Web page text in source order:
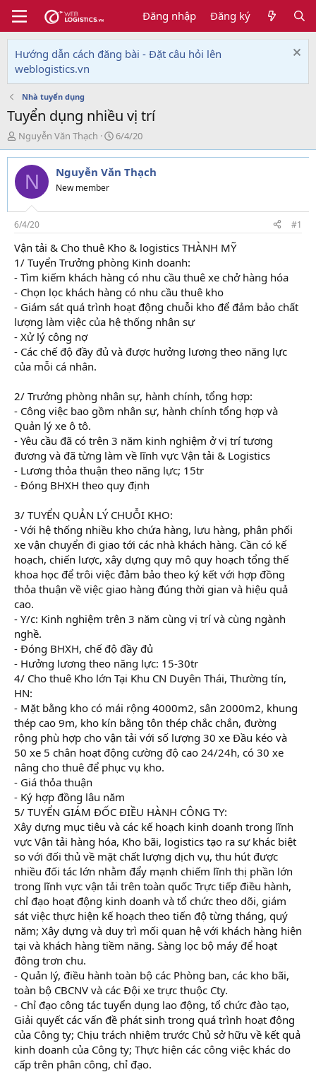
Đăng nhập Đăng ký
Hướng dẫn cách đăng bài - Đặt câu hỏi lên
weblogistics.vn
Nhà tuyển dụng
Tuyển dụng nhiều vị trí
T
h
r
e
d
s
t
a
r
t
e
Nguyễn Văn Thạch
N
g
à
y
i
6/4/20
N Nguyễn Văn Thạch
New member
6/4/20 #1
Vận tải & Cho thuê Kho & logistics THÀNH MỸ
1/ Tuyển Trưởng phòng Kinh doanh:
- Tìm kiếm khách hàng có nhu cầu thuê xe chở hàng hóa
- Chọn lọc khách hàng có nhu cầu thuê kho
- Giám sát quá trình hoạt động chuỗi kho để đảm bảo chất
lượng làm việc của hệ thống nhân sự
- Xử lý công nợ
- Các chế độ đầy đủ và được hưởng lương theo năng lực
của mỗi cá nhân.
2/ Trưởng phòng nhân sự, hành chính, tổng hợp:
- Công việc bao gồm nhân sự, hành chính tổng hợp và
Quản lý xe ô tô.
- Yêu cầu đã có trên 3 năm kinh nghiệm ở vị trí tương
đương và đã từng làm về lĩnh vực Vận tải & Logistics
- Lương thỏa thuận theo năng lực; 15tr
- Đóng BHXH theo quy định
3/ TUYỂN QUẢN LÝ CHUỖI KHO:
- Với hệ thống nhiều kho chứa hàng, lưu hàng, phân phối
xe vận chuyển đi giao tới các nhà khách hàng. Cần có kế
hoạch, chiến lược, xây dựng quy mô quy hoạch tổng thế
khoa học để trôi việc đảm bảo theo ký kết với hợp đồng
thỏa thuận về việc giao hàng đúng thời gian và hiệu quả
cao.
- Y/c: Kinh nghiệm trên 3 năm cùng vị trí và cùng ngành
nghề.
- Đóng BHXH, chế độ đầy đủ
- Hưởng lương theo năng lực: 15-30tr
4/ Cho thuê Kho lớn Tại Khu CN Duyên Thái, Thường tín,
HN:
- Mặt bằng kho có mái rộng 4000m2, sân 2000m2, khung
thép cao 9m, kho kín bằng tôn thép chắc chắn, đường
rộng phù hợp cho vận tải với số lượng 30 xe Đầu kéo và
50 xe 5 chân hoạt động cường độ cao 24/24h, có 30 xe
nâng cho thuê để phục vụ kho.
- Giá thỏa thuận
- Ký hợp đồng lâu năm
5/ TUYỂN GIÁM ĐỐC ĐIỀU HÀNH CÔNG TY:
Xây dựng mục tiêu và các kế hoạch kinh doanh trong lĩnh
vực Vận tải hàng hóa, Kho bãi, logistics tạo ra sự khác biệt
so với đối thủ về mặt chất lượng dịch vụ, thu hút được
nhiều đối tác lớn nhằm đẩy mạnh chiếm lĩnh thị phần lớn
trong lĩnh vực vận tải trên toàn quốc Trực tiếp điều hành,
chỉ đạo hoạt động kinh doanh và tổ chức theo dõi, giám
sát việc thực hiện kế hoạch theo tiến độ từng tháng, quý
năm; Xây dựng và duy trì mối quan hệ với khách hàng hiện
tại và khách hàng tiềm năng. Sàng lọc bộ máy để hoạt
đông trơn chu.
- Quản lý, điều hành toàn bộ các Phòng ban, các kho bãi,
toàn bộ CBCNV và các Đội xe trực thuộc Cty.
- Chỉ đạo công tác tuyển dụng lao động, tổ chức đào tạo,
Giải quyết các vấn đề phát sinh trong quá trình hoạt động
của Công ty; Chịu trách nhiệm trước Chủ sở hữu về kết quả
kinh doanh của Công ty; Thực hiện các công việc khác do
cấp trên phân công, chỉ đạo.